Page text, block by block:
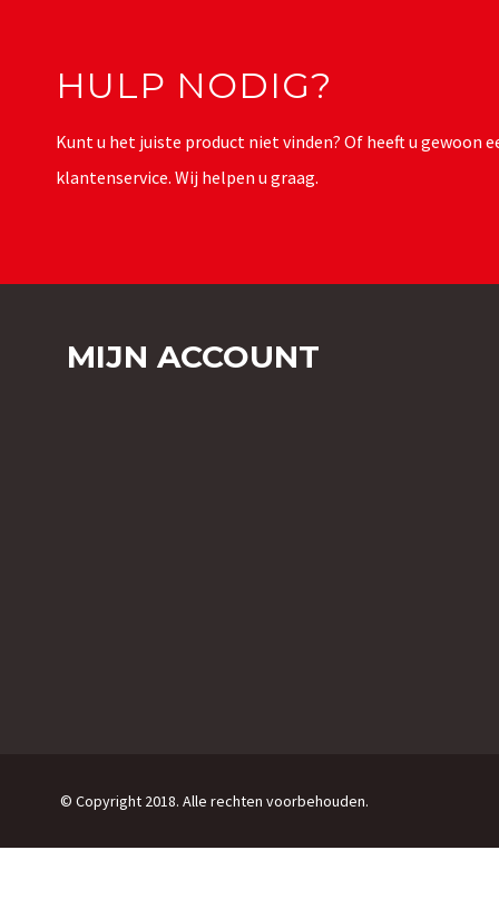
HULP NODIG?
Kunt u het juiste product niet vinden? Of heeft u gewoon
klantenservice. Wij helpen u graag.
MIJN ACCOUNT
© Copyright 2018. Alle rechten voorbehouden.